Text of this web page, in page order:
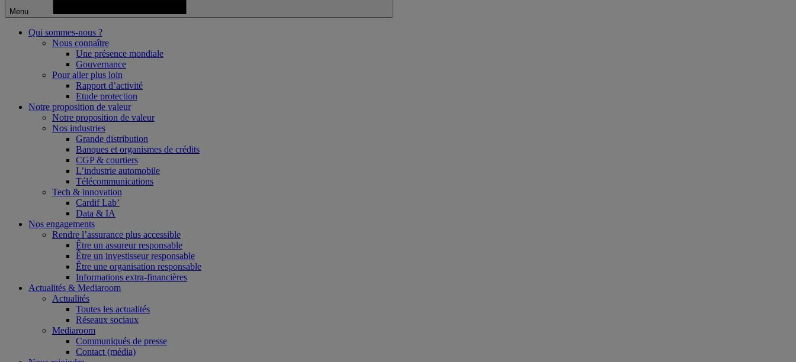
Menu
Qui sommes-nous ?
Nous connaître
Une présence mondiale
Gouvernance
Pour aller plus loin
Rapport d’activité
Etude protection
Notre proposition de valeur
Notre proposition de valeur
Nos industries
Grande distribution
Banques et organismes de crédits
CGP & courtiers
L’industrie automobile
Télécommunications
Tech & innovation
Cardif Lab’
Data & IA
Nos engagements
Rendre l’assurance plus accessible
Être un assureur responsable
Être un investisseur responsable
Être une organisation responsable
Informations extra-financières
Actualités & Mediaroom
Actualités
Toutes les actualités
Réseaux sociaux
Mediaroom
Communiqués de presse
Contact (média)